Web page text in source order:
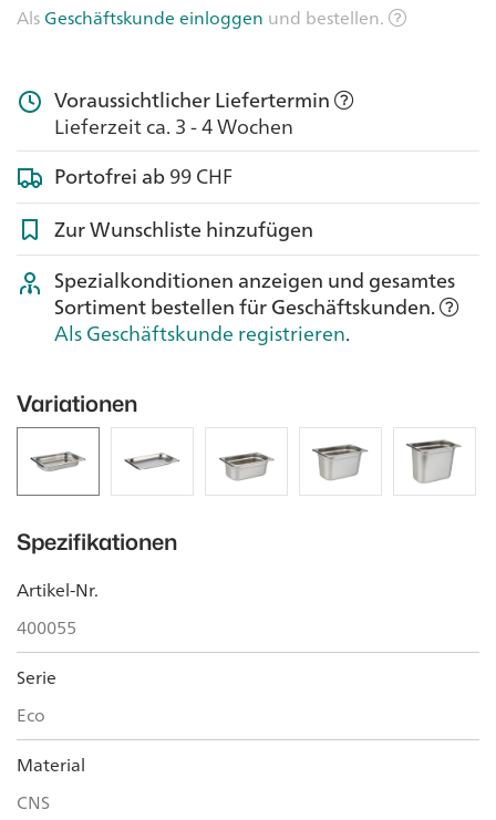
AlsGeschäftskunde einloggen und bestellen.
Voraussichtlicher Liefertermin
Lieferzeit ca. 3 - 4 Wochen
Portofrei ab99 CHF
Zur Wunschliste hinzufügen
Spezialkonditionen anzeigen und gesamtes
Sortiment bestellen für Geschäftskunden.
Als Geschäftskunde registrieren.
Variationen
Spezifikationen
Artikel-Nr.
400055
Serie
Eco
Material
CNS